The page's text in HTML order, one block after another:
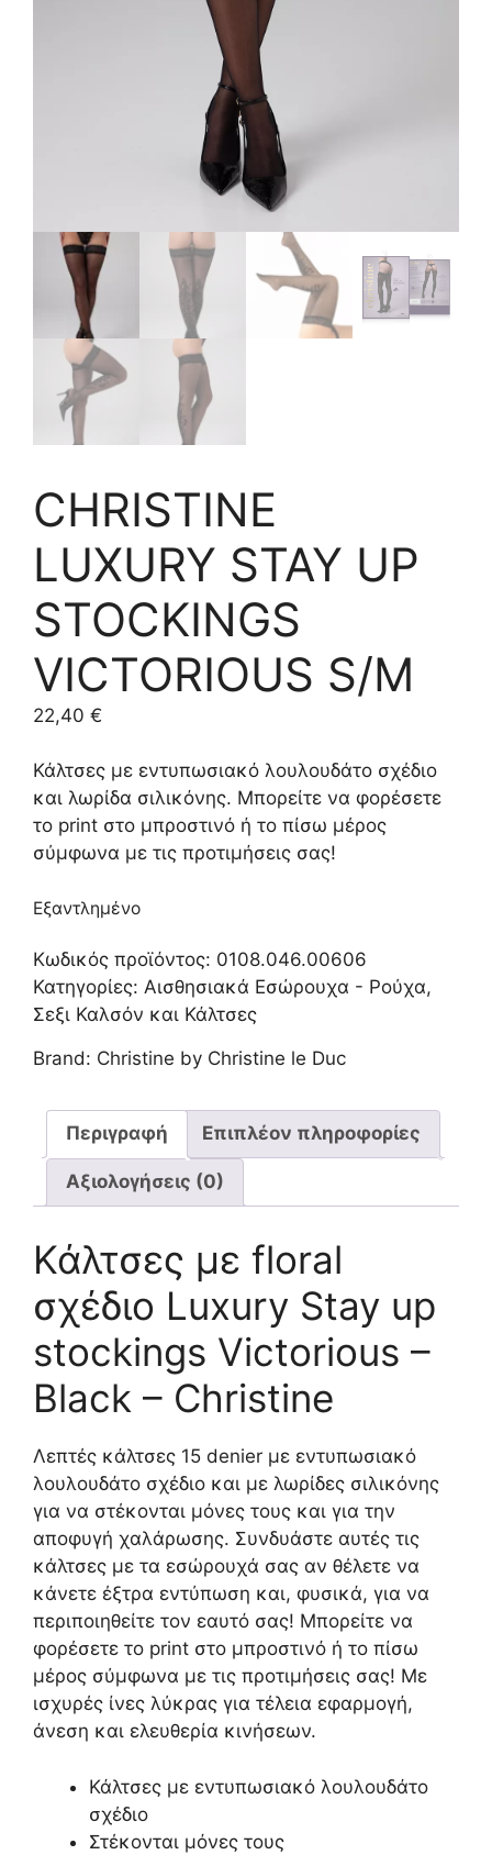
CHRISTINE
LUXURY STAY UP
STOCKINGS
VICTORIOUS S/M
22,40 €
Κάλτσες με εντυπωσιακό λουλουδάτο σχέδιο
και λωρίδα σιλικόνης. Μπορείτε να φορέσετε
το print στο μπροστινό ή το πίσω μέρος
σύμφωνα με τις προτιμήσεις σας!
Εξαντλημένο
Κωδικός προϊόντος: 0108.046.00606
Κατηγορίες: Αισθησιακά Εσώρουχα - Ρούχα,
Σεξι Καλσόν και Κάλτσες
Brand: Christine by Christine le Duc
Περιγραφή Επιπλέον πληροφορίες
Αξιολογήσεις (0)
Κάλτσες με floral
σχέδιο Luxury Stay up
stockings Victorious –
Black – Christine
Λεπτές κάλτσες 15 denier με εντυπωσιακό
λουλουδάτο σχέδιο και με λωρίδες σιλικόνης
για να στέκονται μόνες τους και για την
αποφυγή χαλάρωσης. Συνδυάστε αυτές τις
κάλτσες με τα εσώρουχά σας αν θέλετε να
κάνετε έξτρα εντύπωση και, φυσικά, για να
περιποιηθείτε τον εαυτό σας! Μπορείτε να
φορέσετε το print στο μπροστινό ή το πίσω
μέρος σύμφωνα με τις προτιμήσεις σας! Με
ισχυρές ίνες λύκρας για τέλεια εφαρμογή,
άνεση και ελευθερία κινήσεων.
Κάλτσες με εντυπωσιακό λουλουδάτο
σχέδιο
Στέκονται μόνες τους